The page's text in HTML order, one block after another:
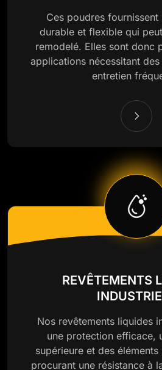
Ces poudres fournissent
durable et flexible qui
remodelé. Elles sont donc
applications nécessitant
entretien
REVÊTEMENTS
Nos revêtements liquides
une protection efficace,
supérieure et des
procurant une résistance à